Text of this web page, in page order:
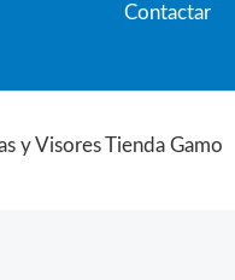
Contactar
y Visores Tienda Gamo